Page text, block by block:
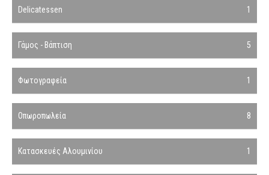
Delicatessen 1
Γάμος - Βάπτιση 5
Φωτογραφεία 1
Οπωροπωλεία 8
Κατασκευές Αλουμινίου 1